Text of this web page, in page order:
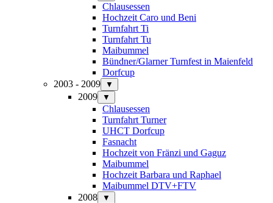
Chlausessen
Hochzeit Caro und Beni
Turnfahrt Ti
Turnfahrt Tu
Maibummel
Bündner/Glarner Turnfest in Maienfeld
Dorfcup
2003 - 2009
▼
2009 ▼
Chlausessen
Turnfahrt Turner
UHCT Dorfcup
Fasnacht
Hochzeit von Fränzi und Gaguz
Maibummel
Hochzeit Barbara und Raphael
Maibummel DTV+FTV
2008
▼